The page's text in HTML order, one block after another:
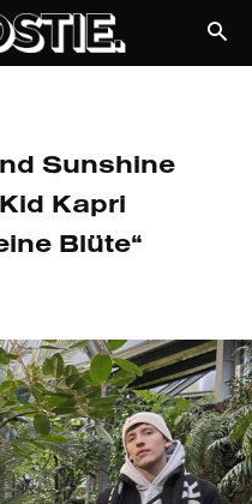
Sunshine
Kapri
Blüte“